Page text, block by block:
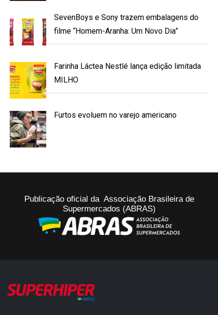
SevenBoys e Sony trazem embalagens do
filme “Homem-Aranha: Um Novo Dia”
Farinha Láctea Nestlé lança edição limitada
MILHO
Furtos evoluem no varejo americano
Publicação oficial da Associação Brasileira de
Supermercados (ABRAS)